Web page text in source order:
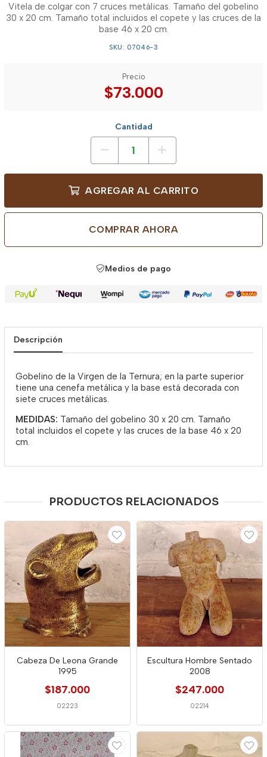
Vitela de colgar con 7 cruces metálicas. Tamaño del gobelino
30 x 20 cm. Tamaño total incluidos el copete y las cruces de la
base 46 x 20 cm.
SKU: 07046-3
Precio
$73.000
Cantidad
AGREGAR AL CARRITO
COMPRAR AHORA
Medios de pago
Descripción
Gobelino de la Virgen de la Ternura; en la parte superior
tiene una cenefa metálica y la base está decorada con
siete cruces metálicas.
MEDIDAS: Tamaño del gobelino 30 x 20 cm. Tamaño
total incluidos el copete y las cruces de la base 46 x 20
cm.
PRODUCTOS RELACIONADOS
Cabeza De Leona Grande
1995
$187.000
02223
Escultura Hombre Sentado
2008
$247.000
02214